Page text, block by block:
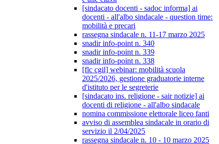
[sindacato docenti - sadoc informa] ai
docenti - all'albo sindacale - question time:
mobilità e precari
rassegna sindacale n. 11-17 marzo 2025
snadir info-point n. 340
snadir info-point n. 339
snadir info-point n. 338
[flc cgil] webinar: mobilità scuola
2025/2026, gestione graduatorie interne
d'istituto per le segreterie
[sindacato ins. religione - sair notizie] ai
docenti di religione - all'albo sindacale
nomina commissione elettorale liceo fanti
avviso di assemblea sindacale in orario di
servizio il 2/04/2025
rassegna sindacale n. 10 - 10 marzo 2025